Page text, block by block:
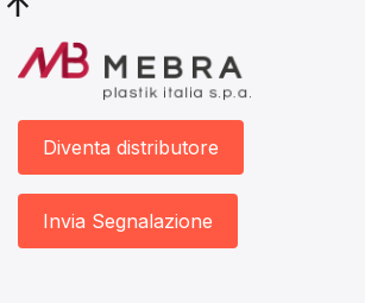
Diventa distributore
Invia Segnalazione